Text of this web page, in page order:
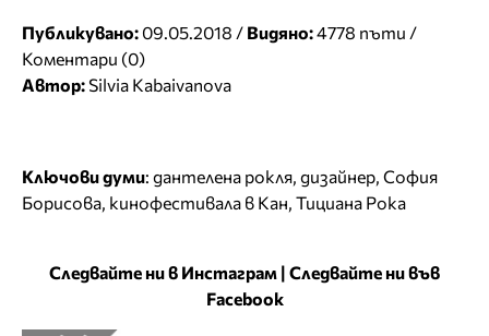
Публикувано: 09.05.2018 / Видяно:4778 пъти /
Коментари (0)
Автор:Silvia Kabaivanova
Ключови думи: дантелена рокля дизайнер София
Борисова кинофестивала в Кан Тициана Рока
Следвайте ни в Инстаграм | Следвайте ни във
Facebook